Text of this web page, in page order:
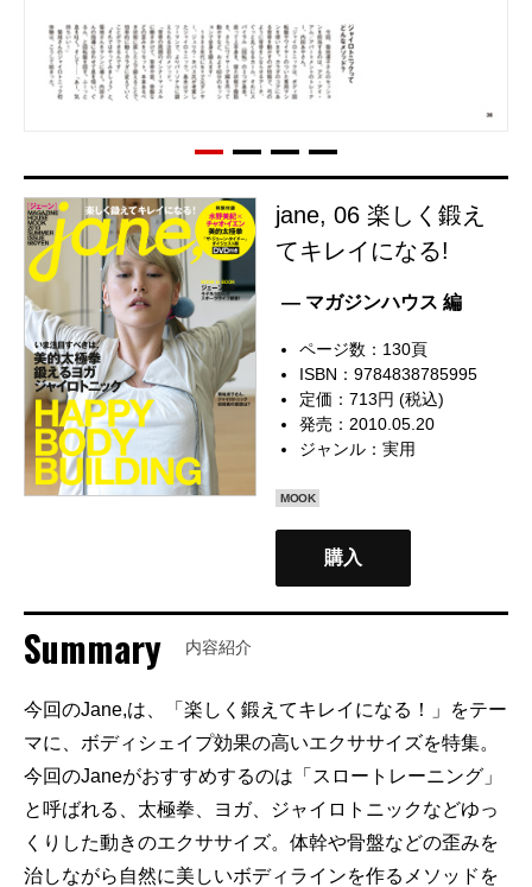
jane, 06 楽しく鍛え
てキレイになる!
— マガジンハウス 編
ページ数：130頁
ISBN：9784838785995
定価：713円 (税込)
発売：2010.05.20
ジャンル：実用
MOOK
購入
Summary 内容紹介
今回のJane,は、「楽しく鍛えてキレイになる！」をテー
マに、ボディシェイプ効果の高いエクササイズを特集。
今回のJaneがおすすめするのは「スロートレーニング」
と呼ばれる、太極拳、ヨガ、ジャイロトニックなどゆっ
くりした動きのエクササイズ。体幹や骨盤などの歪みを
治しながら自然に美しいボディラインを作るメソッドを